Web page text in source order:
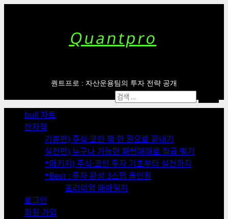
Quantpro
퀀트프로 : 자산운용팀의 투자 전략 공개
Menu
bull 차트
전자책
기본편) 주식·코인 책 한 권으로 끝내기
실전편) 누구나 가능한 패턴매매로 월급 벌기
*패키지) 주식·코인 투자 기초부터 실전까지
*Best : 투자 완성 3스텝 올인원
프리미엄 매매일지
로그인
회원 가입
검
색: